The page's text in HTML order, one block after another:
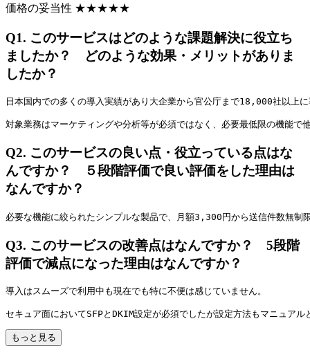
価格の妥当性 ★★★★★
Q1. このサービスはどのような課題解決に役立ち
ましたか？ どのような効果・メリットがありま
したか？
日本国内での多くの導入実績があり大企業から官公庁まで18,000社以上
対象業務はマーケティングや分析等が必須ではなく、必要最低限の機能で
Q2. このサービスの良い点・役立っている点はな
んですか？ ５段階評価で良い評価をした理由は
なんですか？
必要な機能に絞られたシンプルな製品で、月額3,300円から送信件数無
Q3. このサービスの改善点はなんですか？ 5段階
評価で減点になった理由はなんですか？
導入はスムーズで利用中も現在でも特に不便は感じていません。
セキュア面においてSFPとDKIM設定が必須でしたが設定方法もマニュア
もっと見る